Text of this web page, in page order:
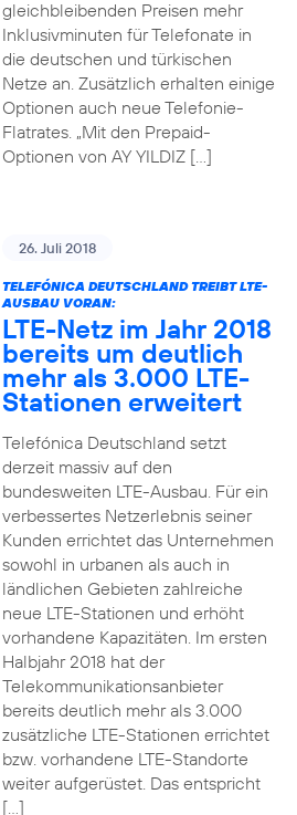
gleichbleibenden Preisen mehr
Inklusivminuten für Telefonate in
die deutschen und türkischen
Netze an. Zusätzlich erhalten einige
Optionen auch neue Telefonie-
Flatrates. „Mit den Prepaid-
Optionen von AY YILDIZ […]
26. Juli 2018
TELEFÓNICA DEUTSCHLAND TREIBT LTE-
AUSBAU VORAN:
LTE-Netz im Jahr 2018
bereits um deutlich
mehr als 3.000 LTE-
Stationen erweitert
Telefónica Deutschland setzt
derzeit massiv auf den
bundesweiten LTE-Ausbau. Für ein
verbessertes Netzerlebnis seiner
Kunden errichtet das Unternehmen
sowohl in urbanen als auch in
ländlichen Gebieten zahlreiche
neue LTE-Stationen und erhöht
vorhandene Kapazitäten. Im ersten
Halbjahr 2018 hat der
Telekommunikationsanbieter
bereits deutlich mehr als 3.000
zusätzliche LTE-Stationen errichtet
bzw. vorhandene LTE-Standorte
weiter aufgerüstet. Das entspricht
[…]